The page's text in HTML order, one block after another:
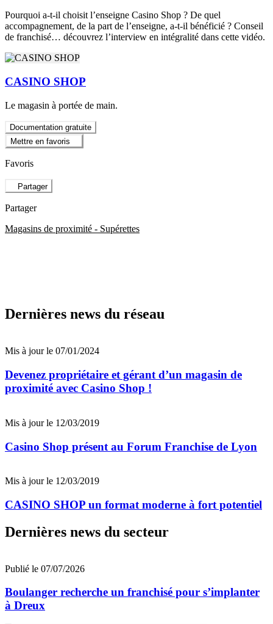
Pourquoi a-t-il choisit l’enseigne Casino Shop ? De quel
accompagnement, de la part de l’enseigne, a-t-il bénéficié ? Conseil
de franchisé… découvrez l’interview en intégralité dans cette vidéo.
CASINO SHOP
Le magasin à portée de main.
Documentation gratuite
Mettre en favoris
Favoris
Partager
Partager
Magasins de proximité - Supérettes
Dernières news du réseau
Mis à jour le 07/01/2024
Devenez propriétaire et gérant d’un magasin de
proximité avec Casino Shop !
Mis à jour le 12/03/2019
Casino Shop présent au Forum Franchise de Lyon
Mis à jour le 12/03/2019
CASINO SHOP un format moderne à fort potentiel
Dernières news du secteur
Publié le 07/07/2026
Boulanger recherche un franchisé pour s’implanter
à Dreux